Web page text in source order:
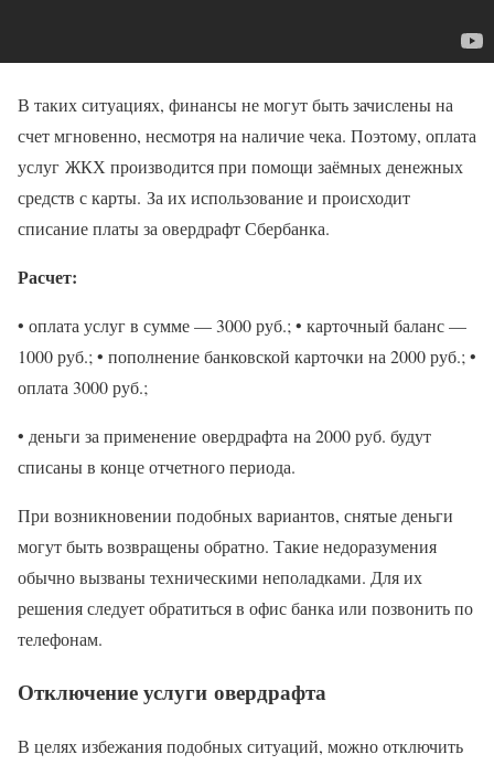
В таких ситуациях, финансы не могут быть зачислены на
счет мгновенно, несмотря на наличие чека. Поэтому, оплата
услуг ЖКХ производится при помощи заёмных денежных
средств с карты. За их использование и происходит
списание платы за овердрафт Сбербанка.
Расчет:
• оплата услуг в сумме — 3000 руб.; • карточный баланс —
1000 руб.; • пополнение банковской карточки на 2000 руб.; •
оплата 3000 руб.;
• деньги за применение овердрафта на 2000 руб. будут
списаны в конце отчетного периода.
При возникновении подобных вариантов, снятые деньги
могут быть возвращены обратно. Такие недоразумения
обычно вызваны техническими неполадками. Для их
решения следует обратиться в офис банка или позвонить по
телефонам.
Отключение услуги овердрафта
В целях избежания подобных ситуаций, можно отключить